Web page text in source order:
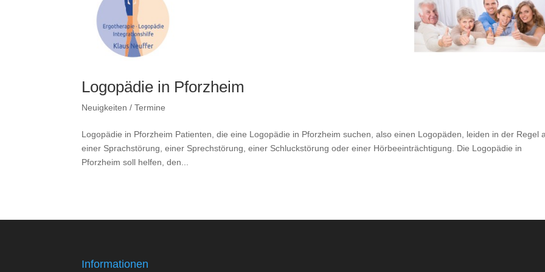
Logopädie in Pforzheim
Neuigkeiten / Termine
Logopädie in Pforzheim Patienten, die eine Logopädie in Pforzheim suchen, also einen Logopäden, leiden in der Regel
einer Sprachstörung, einer Sprechstörung, einer Schluckstörung oder einer Hörbeeinträchtigung. Die Logopädie in
Pforzheim soll helfen, den...
Informationen